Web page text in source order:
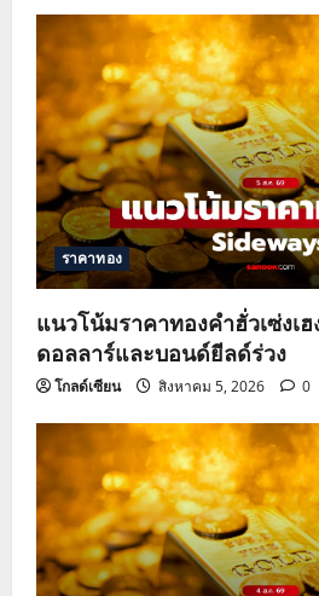
ราคาทอง
แนวโน้มราคาทองคำฮั่วเซ่งเ
ดอลลาร์และบอนด์ยีลด์ร่วง
โกลด์เซียน สิงหาคม 5, 2026 0